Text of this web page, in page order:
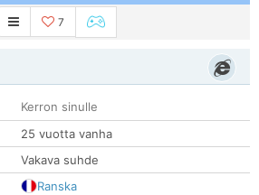
7
Kerron sinulle
25 vuotta vanha
Vakava suhde
Ranska